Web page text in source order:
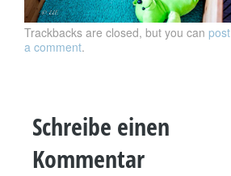
Trackbacks are closed, but you can post
a comment.
Schreibe einen
Kommentar